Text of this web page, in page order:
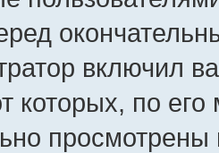
включил
которых, по